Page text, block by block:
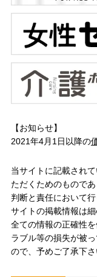
【お知らせ】
2021年4月1日以降の
当サイトに記載され
ただくためのもので
判断と責任において
サイトの掲載情報は
全ての情報の正確性
ラブル等の損失が被
ので、予めご了承下さ